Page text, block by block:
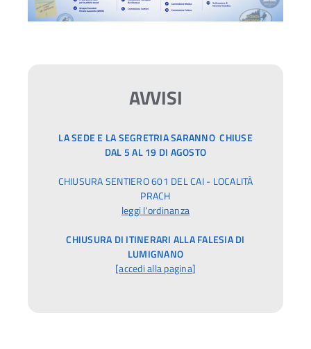
AVVISI
LA SEDE E LA SEGRETRIA SARANNO CHIUSE
DAL 5 AL 19 DI AGOSTO
CHIUSURA SENTIERO 601 DEL CAI - LOCALITÀ
PRACH
leggi l'ordinanza
CHIUSURA DI ITINERARI ALLA FALESIA DI
LUMIGNANO
[accedi alla pagina]